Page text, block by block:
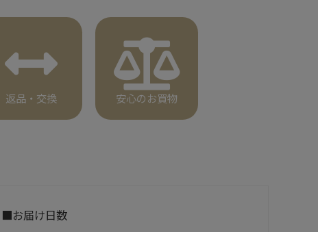
返品・交換 安心のお買物
■お届け日数